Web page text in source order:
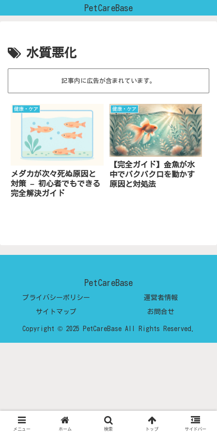
PetCareBase
水質悪化
記事内に広告が含まれています。
健康・ケア
メダカが次々死ぬ原因と
対策 – 初心者でもできる
完全解決ガイド
健康・ケア
【完全ガイド】金魚が水
中でパクパク口を動かす
原因と対処法
PetCareBase
プライバシーポリシー 運営者情報
サイトマップ お問合せ
Copyright © 2025 PetCareBase All Rights Reserved.
メニュー ホーム 検索 トップ サイドバー